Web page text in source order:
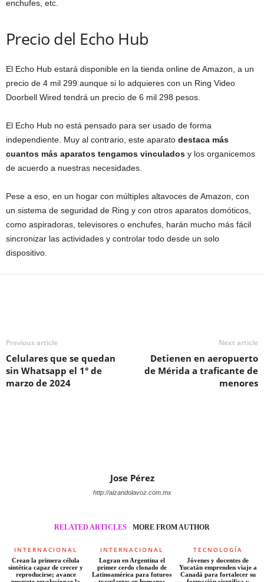
enchufes, etc.
Precio del Echo Hub
El Echo Hub estará disponible en la tienda online de Amazon, a un
precio de 4 mil 299 aunque si lo adquieres con un Ring Video
Doorbell Wired tendrá un precio de 6 mil 298 pesos.
El Echo Hub no está pensado para ser usado de forma
independiente. Muy al contrario, este aparato destaca más
cuantos más aparatos tengamos vinculados y los organicemos
de acuerdo a nuestras necesidades.
Pese a eso, en un hogar con múltiples altavoces de Amazon, con
un sistema de seguridad de Ring y con otros aparatos domóticos,
como aspiradoras, televisores o enchufes, harán mucho más fácil
sincronizar las actividades y controlar todo desde un solo
dispositivo.
Previous article
Celulares que se quedan
sin Whatsapp el 1° de
marzo de 2024
Next article
Detienen en aeropuerto
de Mérida a traficante de
menores
Jose Pérez
http://alzandolavoz.com.mx
RELATED ARTICLES MORE FROM AUTHOR
INTERNACIONAL
Crean la primera célula
sintética capaz de crecer y
reproducirse; avance
INTERNACIONAL
Logran en Argentina el
primer cerdo clonado de
Latinoamérica para futuros
TECNOLOGÍA
Jóvenes y docentes de
Yucatán emprenden viaje a
Canadá para fortalecer su